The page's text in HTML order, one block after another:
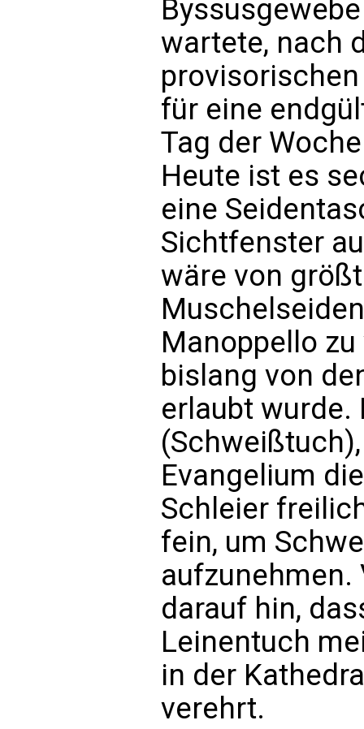
wartete, nach
für eine
Tag der
Heute ist es
eine
Sichtfenster
wäre von
Manoppello
bislang von
erlaubt wurde.
Evangelium
Schleier
fein, um
aufzunehmen.
darauf hin,
Leinentuch
in der
verehrt.